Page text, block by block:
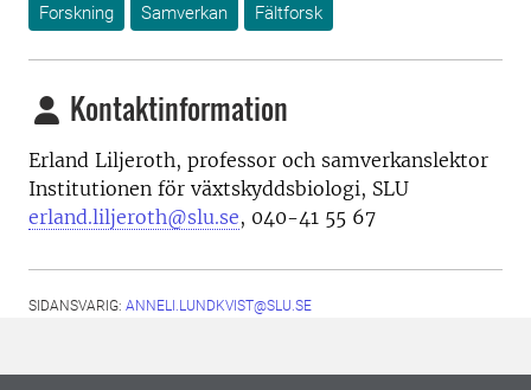
Forskning
Samverkan Fältforsk
Kontaktinformation
Erland Liljeroth, professor och samverkanslektor
Institutionen för växtskyddsbiologi, SLU
erland.liljeroth@slu.se, 040-41 55 67
SIDANSVARIG: ANNELI.LUNDKVIST@SLU.SE